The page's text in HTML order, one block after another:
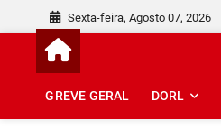
content
Sexta-feira, Agosto 07, 2026
GREVE GERAL DORL